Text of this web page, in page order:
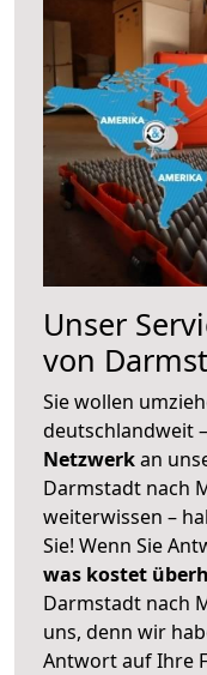
Unser
von
Sie wollen
deutschlandweit
Netzwerkan
Darmstadt nach
weiterwissen –
Sie! Wenn Sie
was kostet
Darmstadt nach
uns, denn wir
Antwort auf Ihre